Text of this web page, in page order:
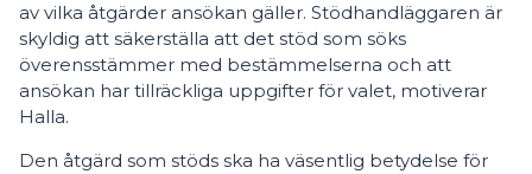
av vilka åtgärder ansökan gäller. Stödhandläggaren är
skyldig att säkerställa att det stöd som söks
överensstämmer med bestämmelserna och att
ansökan har tillräckliga uppgifter för valet, motiverar
Halla.
Den åtgärd som stöds ska ha väsentlig betydelse för